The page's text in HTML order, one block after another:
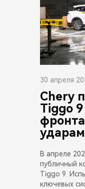
30 апреля
Chery
Tiggo
В апреле
публичный
Tiggo 9.
ключевых